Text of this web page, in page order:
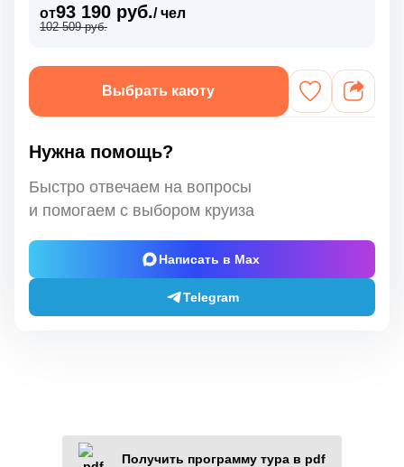
от93 190 руб./ чел
102 509 руб.
Выбрать каюту
Нужна помощь?
Быстро отвечаем на вопросы
и помогаем с выбором круиза
Написать в Max
Telegram
Получить программу тура в pdf